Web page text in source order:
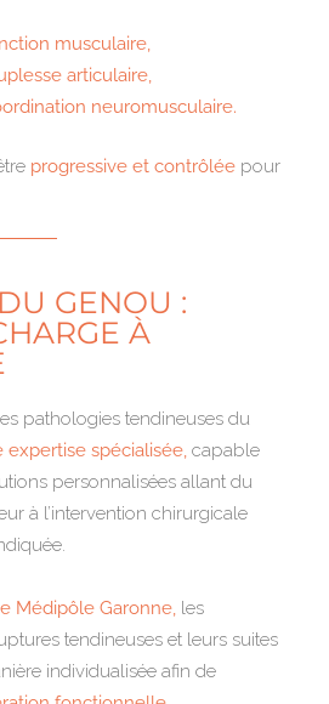
musculaire,
articulaire,
neuromusculaire.
progressive et contrôlée pour
GENOU :
À
pathologies tendineuses du
expertise spécialisée, capable
personnalisées allant du
à l’intervention chirurgicale
Médipôle Garonne, les
tendineuses et leurs suites
individualisée afin de